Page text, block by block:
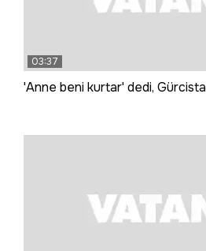
03:37
'Anne beni kurtar' dedi,